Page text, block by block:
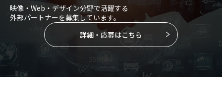
映像・Web・デザイン分野で活躍する
外部パートナーを募集しています。
詳細・応募はこちら